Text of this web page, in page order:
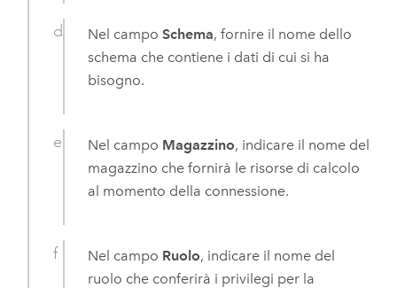
Nel campoSchema, fornire il nome dello
schema che contiene i dati di cui si ha
bisogno.
Nel campo Magazzino, indicare il nome del
magazzino che fornirà le risorse di calcolo
al momento della connessione.
Nel campo Ruolo, indicare il nome del
ruolo che conferirà i privilegi per la